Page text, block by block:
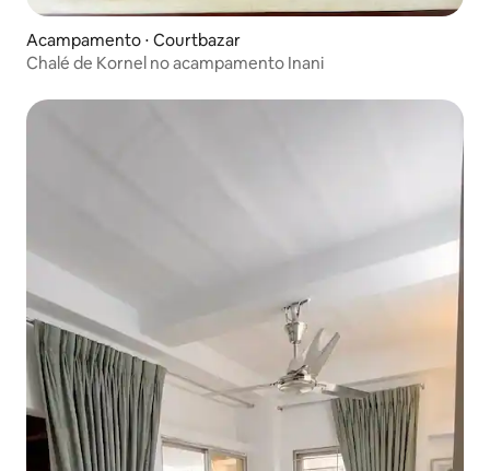
Acampamento ⋅ Courtbazar
Chalé de Kornel no acampamento Inani